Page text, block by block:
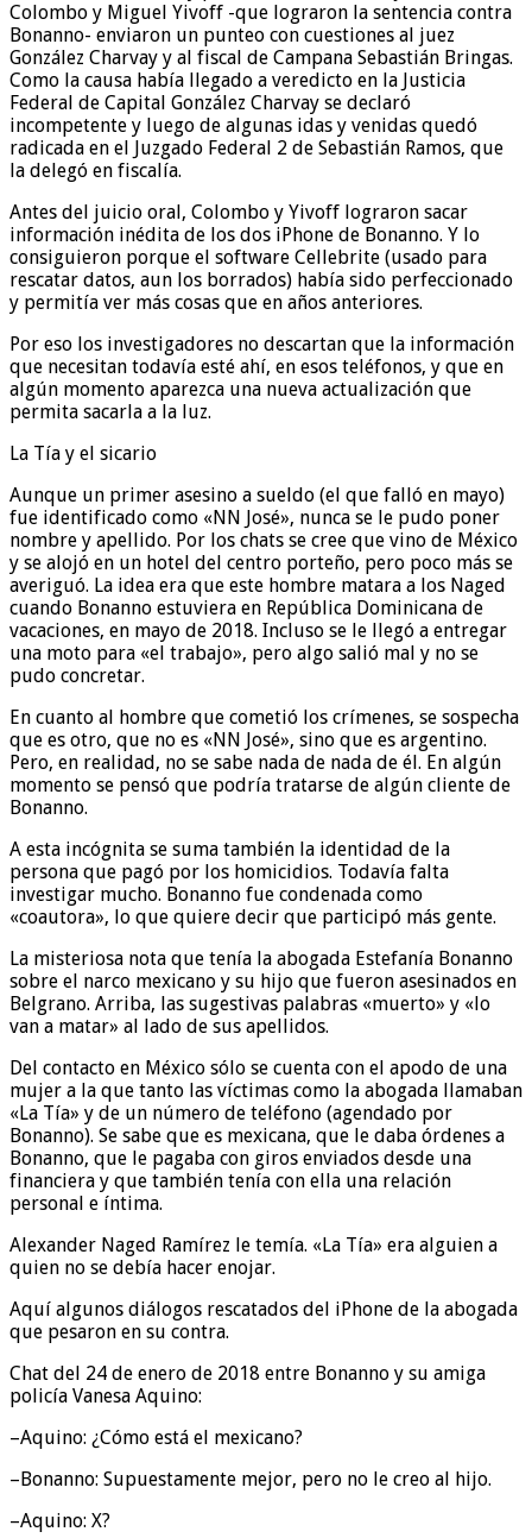
Colombo y Miguel Yivoff -que lograron la sentencia contra
Bonanno- enviaron un punteo con cuestiones al juez
González Charvay y al fiscal de Campana Sebastián Bringas.
Como la causa había llegado a veredicto en la Justicia
Federal de Capital González Charvay se declaró
incompetente y luego de algunas idas y venidas quedó
radicada en el Juzgado Federal 2 de Sebastián Ramos, que
la delegó en fiscalía.
Antes del juicio oral, Colombo y Yivoff lograron sacar
información inédita de los dos iPhone de Bonanno. Y lo
consiguieron porque el software Cellebrite (usado para
rescatar datos, aun los borrados) había sido perfeccionado
y permitía ver más cosas que en años anteriores.
Por eso los investigadores no descartan que la información
que necesitan todavía esté ahí, en esos teléfonos, y que en
algún momento aparezca una nueva actualización que
permita sacarla a la luz.
La Tía y el sicario
Aunque un primer asesino a sueldo (el que falló en mayo)
fue identificado como «NN José», nunca se le pudo poner
nombre y apellido. Por los chats se cree que vino de México
y se alojó en un hotel del centro porteño, pero poco más se
averiguó. La idea era que este hombre matara a los Naged
cuando Bonanno estuviera en República Dominicana de
vacaciones, en mayo de 2018. Incluso se le llegó a entregar
una moto para «el trabajo», pero algo salió mal y no se
pudo concretar.
En cuanto al hombre que cometió los crímenes, se sospecha
que es otro, que no es «NN José», sino que es argentino.
Pero, en realidad, no se sabe nada de nada de él. En algún
momento se pensó que podría tratarse de algún cliente de
Bonanno.
A esta incógnita se suma también la identidad de la
persona que pagó por los homicidios. Todavía falta
investigar mucho. Bonanno fue condenada como
«coautora», lo que quiere decir que participó más gente.
La misteriosa nota que tenía la abogada Estefanía Bonanno
sobre el narco mexicano y su hijo que fueron asesinados en
Belgrano. Arriba, las sugestivas palabras «muerto» y «lo
van a matar» al lado de sus apellidos.
Del contacto en México sólo se cuenta con el apodo de una
mujer a la que tanto las víctimas como la abogada llamaban
«La Tía» y de un número de teléfono (agendado por
Bonanno). Se sabe que es mexicana, que le daba órdenes a
Bonanno, que le pagaba con giros enviados desde una
financiera y que también tenía con ella una relación
personal e íntima.
Alexander Naged Ramírez le temía. «La Tía» era alguien a
quien no se debía hacer enojar.
Aquí algunos diálogos rescatados del iPhone de la abogada
que pesaron en su contra.
Chat del 24 de enero de 2018 entre Bonanno y su amiga
policía Vanesa Aquino:
–Aquino: ¿Cómo está el mexicano?
–Bonanno: Supuestamente mejor, pero no le creo al hijo.
–Aquino: X?